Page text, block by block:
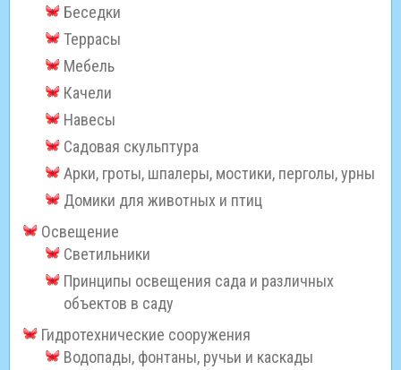
Беседки
Террасы
Мебель
Качели
Навесы
Садовая скульптура
Арки, гроты, шпалеры, мостики, перголы, урны
Домики для животных и птиц
Освещение
Светильники
Принципы освещения сада и различных
объектов в саду
Гидротехнические сооружения
Водопады, фонтаны, ручьи и каскады